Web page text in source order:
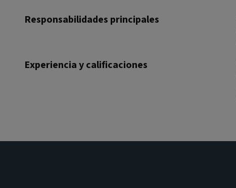
Responsabilidades principales
Experiencia y calificaciones